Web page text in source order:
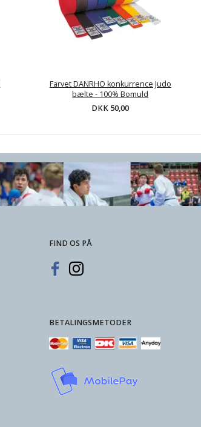
Farvet DANRHO konkurrence Judo
bælte - 100% Bomuld
DKK 50,00
FIND OS PÅ
BETALINGSMETODER